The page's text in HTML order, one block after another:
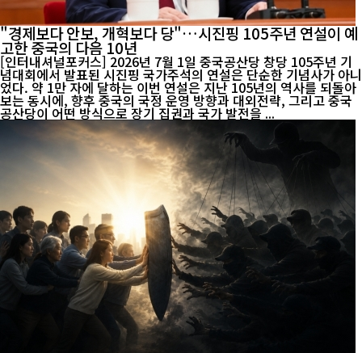
"경제보다 안보, 개혁보다 당"…시진핑 105주년 연설이 예
고한 중국의 다음 10년
[인터내셔널포커스] 2026년 7월 1일 중국공산당 창당 105주년 기
념대회에서 발표된 시진핑 국가주석의 연설은 단순한 기념사가 아니
었다. 약 1만 자에 달하는 이번 연설은 지난 105년의 역사를 되돌아
보는 동시에, 향후 중국의 국정 운영 방향과 대외전략, 그리고 중국
공산당이 어떤 방식으로 장기 집권과 국가 발전을 ...